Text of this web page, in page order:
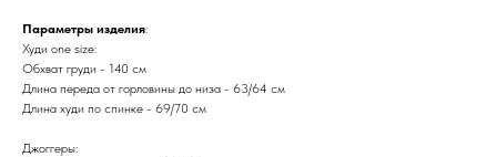
Параметры изделия:
Худи one size:
Обхват груди - 140 см
Длина переда от горловины до низа - 63/64 см
Длина худи по спинке - 69/70 см
Джоггеры: